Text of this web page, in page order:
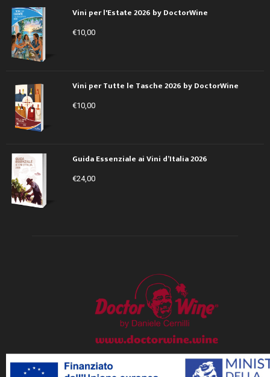
Vini per l'Estate 2026 by DoctorWine
€10,00
Vini per Tutte le Tasche 2026 by DoctorWine
€10,00
Guida Essenziale ai Vini d’Italia 2026
€24,00